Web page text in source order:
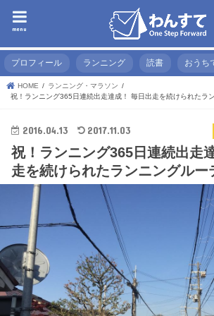
menu
プロフィール ランニング 読書 おうち
HOME
ランニング・マラソン
祝！ランニング365日連続出走達成！ 毎日出走を続けられたラ
2016.04.13 2017.11.03
祝！ランニング365日連続出走
走を続けられたランニングルー